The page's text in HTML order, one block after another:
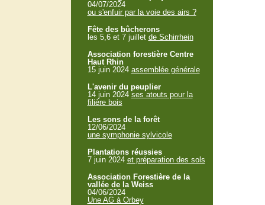
04/07/2024
ou s'enfuir par la voie des airs ?
Fête des bûcherons
les 5,6 et 7 juillet de Schirrhein
Association forestière Centre
Haut Rhin
15 juin 2024 assemblée générale
L'avenir du peuplier
14 juin 2024 ses atouts pour la
filière bois
Les sons de la forêt
12/06/2024
une symphonie sylvicole
Plantations réussies
7 juin 2024 et préparation des sols
Association Forestière de la
vallée de la Weiss
04/06/2024
Une AG à Orbey